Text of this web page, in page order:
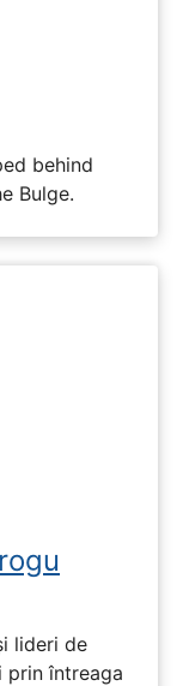
behind
Bulge.
lideri de
prin întreaga